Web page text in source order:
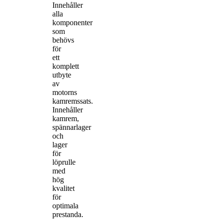
Innehåller
alla
komponenter
som
behövs
för
ett
komplett
utbyte
av
motorns
kamremssats.
Innehåller
kamrem,
spännarlager
och
lager
för
löprulle
med
hög
kvalitet
för
optimala
prestanda.